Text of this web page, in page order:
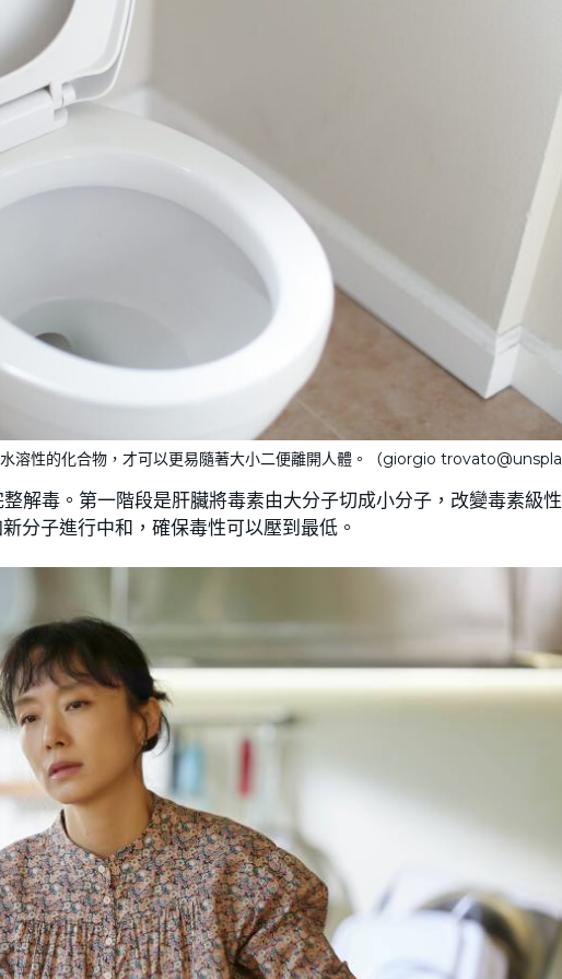
溶性的化合物，才可以更易隨著大小二便離開人體。（giorgio
解毒。第一階段是肝臟將毒素由大分子切成小分子，改變毒素級
分子進行中和，確保毒性可以壓到最低。